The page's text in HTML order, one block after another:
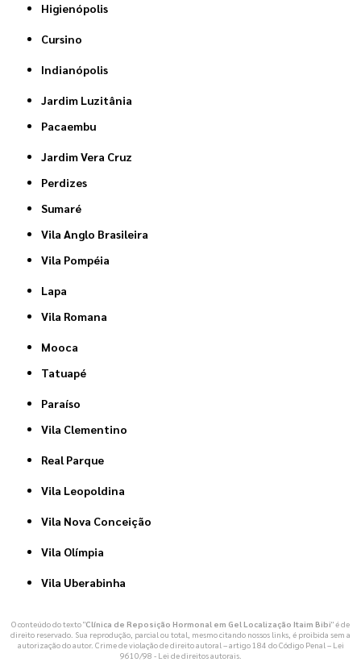
Higienópolis
Cursino
Indianópolis
Jardim Luzitânia
Pacaembu
Jardim Vera Cruz
Perdizes
Sumaré
Vila Anglo Brasileira
Vila Pompéia
Lapa
Vila Romana
Mooca
Tatuapé
Paraíso
Vila Clementino
Real Parque
Vila Leopoldina
Vila Nova Conceição
Vila Olímpia
Vila Uberabinha
O conteúdo do texto "Clínica de Reposição Hormonal em Gel Localização Itaim Bibi" é de
direito reservado. Sua reprodução, parcial ou total, mesmo citando nossos links, é proibida sem a
autorização do autor. Crime de violação de direito autoral – artigo 184 do Código Penal – Lei
9610/98 - Lei de direitos autorais.